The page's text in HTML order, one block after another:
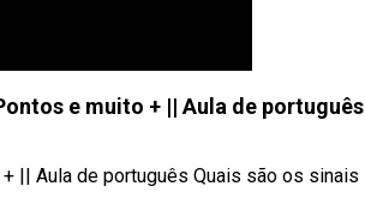
e muito + || Aula de português
|| Aula de português Quais são os sinais